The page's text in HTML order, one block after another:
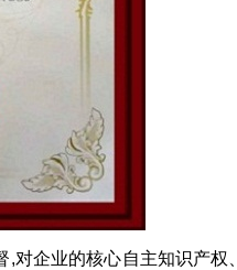
企业的核心自主知识产权